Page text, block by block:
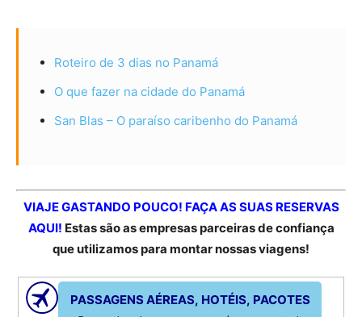
Roteiro de 3 dias no Panamá
O que fazer na cidade do Panamá
San Blas – O paraíso caribenho do Panamá
VIAJE GASTANDO POUCO! FAÇA AS SUAS RESERVAS
AQUI! Estas são as empresas parceiras de confiança
que utilizamos para montar nossas viagens!
PASSAGENS AÉREAS, HOTÉIS, PACOTES